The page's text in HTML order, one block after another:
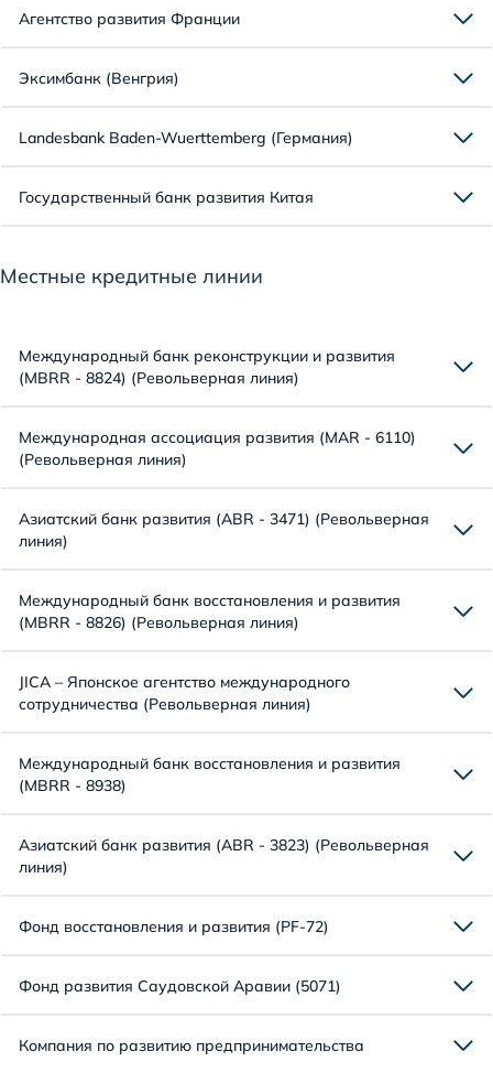
Агентство развития Франции
Эксимбанк (Венгрия)
Landesbank Baden-Wuerttemberg (Германия)
Государственный банк развития Китая
Местные кредитные линии
Международный банк реконструкции и развития
(MBRR - 8824) (Револьверная линия)
Международная ассоциация развития (MAR - 6110)
(Револьверная линия)
Азиатский банк развития (ABR - 3471) (Револьверная
линия)
Международный банк восстановления и развития
(MBRR - 8826) (Револьверная линия)
JICA – Японское агентство международного
сотрудничества (Револьверная линия)
Международный банк восстановления и развития
(MBRR - 8938)
Азиатский банк развития (ABR - 3823) (Револьверная
линия)
Фонд восстановления и развития (PF-72)
Фонд развития Саудовской Аравии (5071)
Компания по развитию предпринимательства